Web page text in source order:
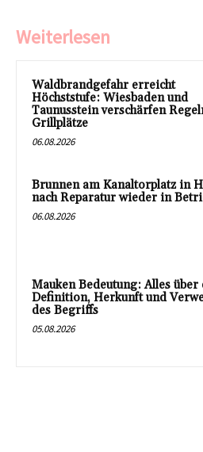
Weiterlesen
Waldbrandgefahr erreicht
Höchststufe: Wiesbaden und
Taunusstein verschärfen
Grillplätze
06.08.2026
Brunnen am Kanaltorplatz in
nach Reparatur wieder in
06.08.2026
Mauken Bedeutung: Alles über
Definition, Herkunft und
des Begriffs
05.08.2026